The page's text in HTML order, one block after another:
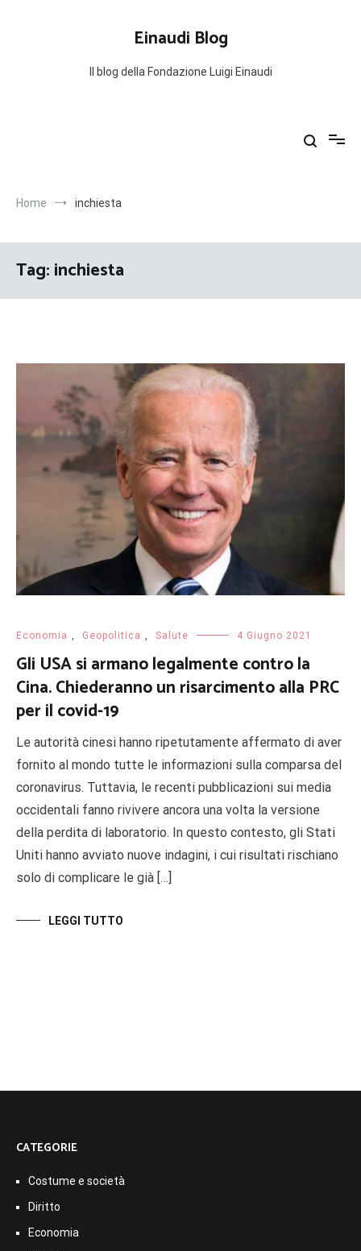
Einaudi Blog
Il blog della Fondazione Luigi Einaudi
Home inchiesta
Tag:inchiesta
Economia , Geopolitica , Salute 4 Giugno 2021
Gli USA si armano legalmente contro la
Cina. Chiederanno un risarcimento alla PRC
per il covid-19
Le autorità cinesi hanno ripetutamente affermato di aver
fornito al mondo tutte le informazioni sulla comparsa del
coronavirus. Tuttavia, le recenti pubblicazioni sui media
occidentali fanno rivivere ancora una volta la versione
della perdita di laboratorio. In questo contesto, gli Stati
Uniti hanno avviato nuove indagini, i cui risultati rischiano
solo di complicare le già […]
LEGGI TUTTO
CATEGORIE
Costume e società
Diritto
Economia